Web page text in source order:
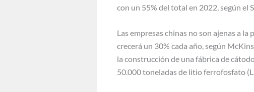
con un 55% del total en 2022, según el
Las empresas chinas no son ajenas a
crecerá un 30% cada año, según
la construcción de una fábrica de
50.000 toneladas de litio ferrofosfato